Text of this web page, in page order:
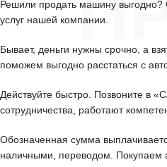
Решили продать машину
услуг нашей компании.
Бывает, деньги нужны срочно, а
поможем выгодно расстаться с
Действуйте быстро. Позвоните в
сотрудничества, работают
Обозначенная сумма
наличными, переводом. Покупаем